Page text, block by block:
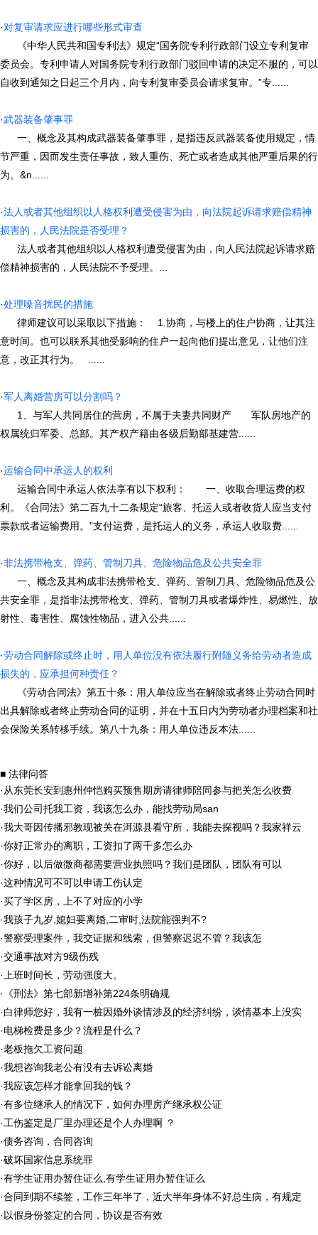
·对复审请求应进行哪些形式审查
《中华人民共和国专利法》规定“国务院专利行政部门设立专利复审
委员会。专利申请人对国务院专利行政部门驳回申请的决定不服的，可以
自收到通知之日起三个月内，向专利复审委员会请求复审。”专......
·武器装备肇事罪
一、概念及其构成武器装备肇事罪，是指违反武器装备使用规定，情
节严重，因而发生责任事故，致人重伤、死亡或者造成其他严重后果的行
为。&n......
·法人或者其他组织以人格权利遭受侵害为由，向法院起诉请求赔偿精神
损害的，人民法院是否受理？
法人或者其他组织以人格权利遭受侵害为由，向人民法院起诉请求赔
偿精神损害的，人民法院不予受理。...
·处理噪音扰民的措施
律师建议可以采取以下措施： 1.协商，与楼上的住户协商，让其注
意时间。也可以联系其他受影响的住户一起向他们提出意见，让他们注
意，改正其行为。 ......
·军人离婚营房可以分割吗？
1、与军人共同居住的营房，不属于夫妻共同财产 军队房地产的
权属统归军委、总部。其产权产籍由各级后勤部基建营......
·运输合同中承运人的权利
运输合同中承运人依法享有以下权利： 一、收取合理运费的权
利。《合同法》第二百九十二条规定“旅客、托运人或者收货人应当支付
票款或者运输费用。”支付运费，是托运人的义务，承运人收取费......
·非法携带枪支、弹药、管制刀具、危险物品危及公共安全罪
一、概念及其构成非法携带枪支、弹药、管制刀具、危险物品危及公
共安全罪，是指非法携带枪支、弹药、管制刀具或者爆炸性、易燃性、放
射性、毒害性、腐蚀性物品，进入公共......
·劳动合同解除或终止时，用人单位没有依法履行附随义务给劳动者造成
损失的，应承担何种责任？
《劳动合同法》第五十条：用人单位应当在解除或者终止劳动合同时
出具解除或者终止劳动合同的证明，并在十五日内为劳动者办理档案和社
会保险关系转移手续。第八十九条：用人单位违反本法......
■ 法律问答
·从东莞长安到惠州仲恺购买预售期房请律师陪同参与把关怎么收费
·我们公司托我工资，我该怎么办，能找劳动局san
·我大哥因传播邪教现被关在洱源县看守所，我能去探视吗？我家祥云
·你好正常办的离职，工资扣了两千多怎么办
·你好，以后做微商都需要营业执照吗？我们是团队，团队有可以
·这种情况可不可以申请工伤认定
·买了学区房，上不了对应的小学
·我孩子九岁,媳妇要离婚,二审时,法院能强判不?
·警察受理案件，我交证据和线索，但警察迟迟不管？我该怎
·交通事故对方9级伤残
·上班时间长，劳动强度大。
·
《刑法》第七部新增补第224条明确规
·白律师您好，我有一桩因婚外谈情涉及的经济纠纷，谈情基本上没实
·电梯检费是多少？流程是什么？
·老板拖欠工资问题
·我想咨询我老公有没有去诉讼离婚
·我应该怎样才能拿回我的钱？
·有多位继承人的情况下，如何办理房产继承权公证
·工伤鉴定是厂里办理还是个人办理啊 ？
·债务咨询，合同咨询
·破坏国家信息系统罪
·有学生证用办暂住证么,有学生证用办暂住证么
·合同到期不续签，工作三年半了，近大半年身体不好总生病，有规定
·以假身份签定的合同，协议是否有效